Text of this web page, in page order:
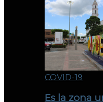
COVID-19
Es la zona